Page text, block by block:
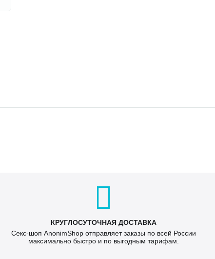
КРУГЛОСУТОЧНАЯ ДОСТАВКА
Секс-шоп AnonimShop отправляет заказы по всей России
максимально быстро и по выгодным тарифам.